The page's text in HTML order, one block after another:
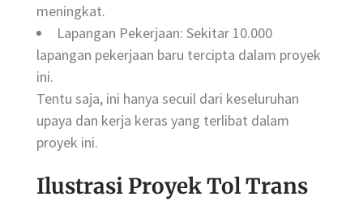
meningkat.
Lapangan Pekerjaan: Sekitar 10.000
lapangan pekerjaan baru tercipta dalam proyek
ini.
Tentu saja, ini hanya secuil dari keseluruhan
upaya dan kerja keras yang terlibat dalam
proyek ini.
Ilustrasi Proyek Tol Trans